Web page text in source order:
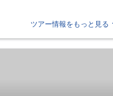
ツアー情報をもっと見る